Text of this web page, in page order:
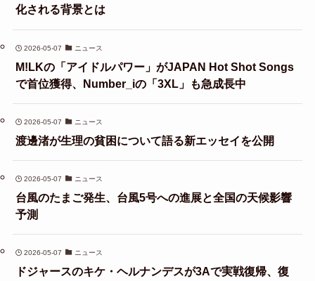
化される背景とは
2026-05-07 ニュース
M!LKの「アイドルパワー」がJAPAN Hot Shot Songs
で首位獲得、Number_iの「3XL」も急成長中
2026-05-07 ニュース
渡邊渚が生理の貧困について語る新エッセイを公開
2026-05-07 ニュース
台風のたまご発生、台風5号への進展と全国の天候影響
予測
2026-05-07 ニュース
ドジャースのキケ・ヘルナンデスが3Aで実戦復帰、復